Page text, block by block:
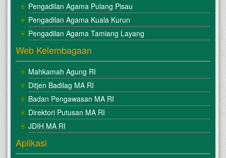
Pengadilan Agama Pulang Pisau
Pengadilan Agama Kuala Kurun
Pengadilan Agama Tamiang Layang
Web Kelembagaan
Mahkamah Agung RI
Ditjen Badilag MA RI
Badan Pengawasan MA RI
Direktori Putusan MA RI
JDIH MA RI
Aplikasi